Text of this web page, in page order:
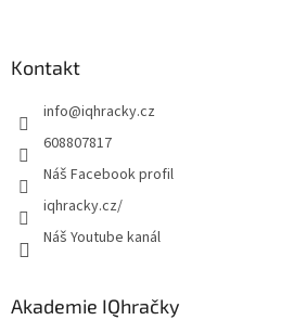
Kontakt
info@iqhracky.cz
608807817
Náš Facebook profil
iqhracky.cz/
Náš Youtube kanál
Akademie IQhračky